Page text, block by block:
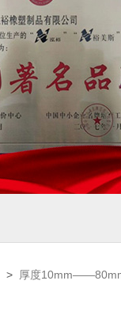
> 厚度